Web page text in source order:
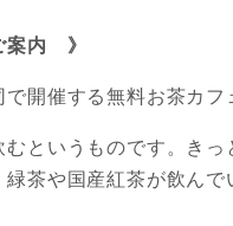
案内 》
開催する無料お茶カフ
というものです。き
茶や国産紅茶が飲ん